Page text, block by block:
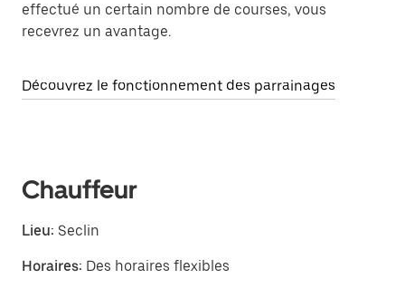
effectué un certain nombre de courses, vous
recevrez un avantage.
Découvrez le fonctionnement des parrainages
Chauffeur
Lieu: Seclin
Horaires: Des horaires flexibles